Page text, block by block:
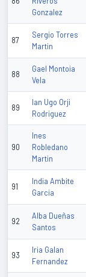
Gonzalez
87
Sergio Torres
Martin
88
Gael Montoia
Vela
89
Ian Ugo Orji
Rodriguez
90
Ines
Robledano
Martin
91
India Ambite
Garcia
92
Alba Dueñas
Santos
93
Iria Galan
Fernandez